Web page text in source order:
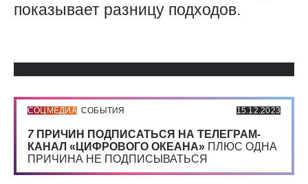
показывает разницу подходов.
СОЦМЕДИА СОБЫТИЯ 15.12.2023
7 ПРИЧИН ПОДПИСАТЬСЯ НА ТЕЛЕГРАМ-
КАНАЛ «ЦИФРОВОГО ОКЕАНА» ПЛЮС ОДНА
ПРИЧИНА НЕ ПОДПИСЫВАТЬСЯ